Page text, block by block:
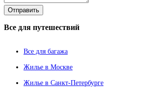
Все для путешествий
Все для багажа
Жилье в Москве
Жилье в Санкт-Петербурге